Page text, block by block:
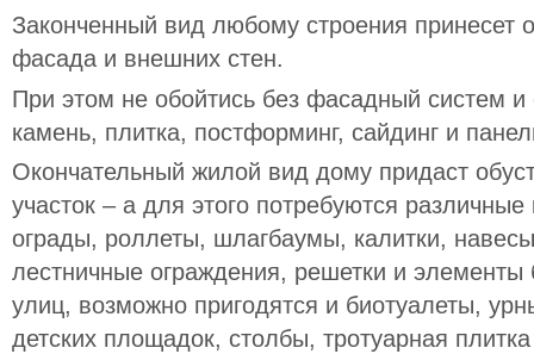
Законченный вид любому строения принесет
фасада и внешних стен.
При этом не обойтись без фасадный систем
камень, плитка, постформинг, сайдинг и
Окончательный жилой вид дому придаст
участок – а для этого потребуются различные
ограды, роллеты, шлагбаумы, калитки,
лестничные ограждения, решетки и элементы
улиц, возможно пригодятся и биотуалеты,
детских площадок, столбы, тротуарная